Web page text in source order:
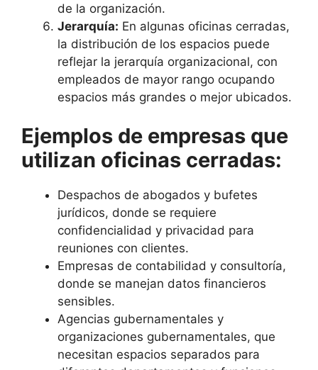
de la organización.
Jerarquía: En algunas oficinas cerradas,
la distribución de los espacios puede
reflejar la jerarquía organizacional, con
empleados de mayor rango ocupando
espacios más grandes o mejor ubicados.
Ejemplos de empresas que
utilizan oficinas cerradas:
Despachos de abogados y bufetes
jurídicos, donde se requiere
confidencialidad y privacidad para
reuniones con clientes.
Empresas de contabilidad y consultoría,
donde se manejan datos financieros
sensibles.
Agencias gubernamentales y
organizaciones gubernamentales, que
necesitan espacios separados para